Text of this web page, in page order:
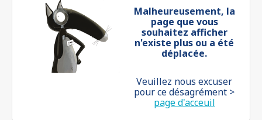
Malheureusement, la
page que vous
souhaitez afficher
n'existe plus ou a été
déplacée.
Veuillez nous excuser
pour ce désagrément >
page d'acceuil